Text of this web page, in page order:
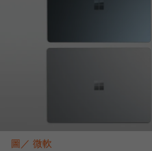
圖／ 微軟